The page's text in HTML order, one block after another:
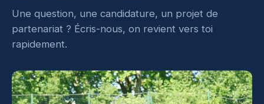
Une question, une candidature, un projet de
partenariat ? Écris-nous, on revient vers toi
rapidement.